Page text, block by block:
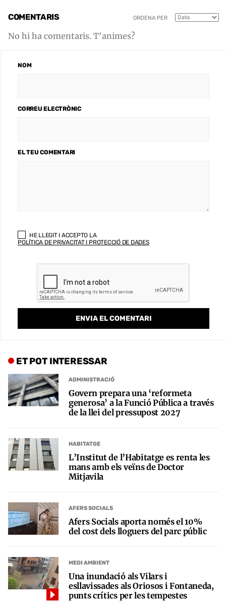
COMENTARIS ORDENA PER
No hi ha comentaris. T'animes?
NOM
CORREU ELECTRÒNIC
EL TEU COMENTARI
HE LLEGIT I ACCEPTO LA
POLÍTICA DE PRIVACITAT I PROTECCIÓ DE DADES
ET POT INTERESSAR
ADMINISTRACIÓ
Govern prepara una ‘reformeta
generosa’ a la Funció Pública a través
de la llei del pressupost 2027
HABITATGE
L’Institut de l’Habitatge es renta les
mans amb els veïns de Doctor
Mitjavila
AFERS SOCIALS
Afers Socials aporta només el 10%
del cost dels lloguers del parc públic
MEDI AMBIENT
Una inundació als Vilars i
esllavissades als Oriosos i Fontaneda,
punts crítics per les tempestes